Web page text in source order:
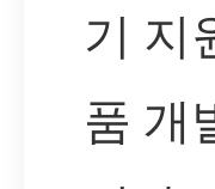
기 지
품 개